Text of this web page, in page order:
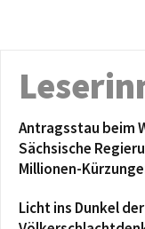
Antragsstau beim
Sächsische
Millionen-
Licht ins Dunkel